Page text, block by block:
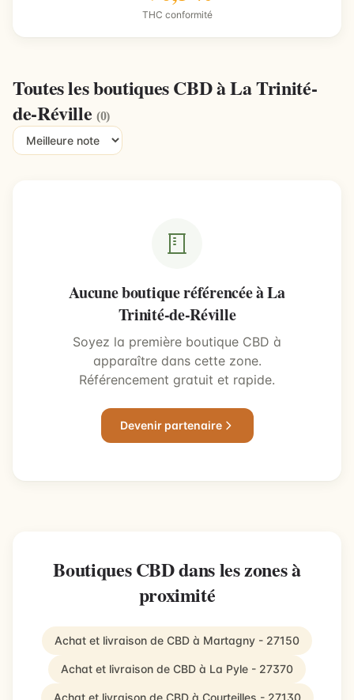
THC conformité
Toutes les boutiques CBD à La Trinité-
de-Réville(0)
Aucune boutique référencée à La
Trinité-de-Réville
Soyez la première boutique CBD à
apparaître dans cette zone.
Référencement gratuit et rapide.
Devenir partenaire
Boutiques CBD dans les zones à
proximité
Achat et livraison de CBD à Martagny - 27150
Achat et livraison de CBD à La Pyle - 27370
Achat et livraison de CBD à Courteilles - 27130